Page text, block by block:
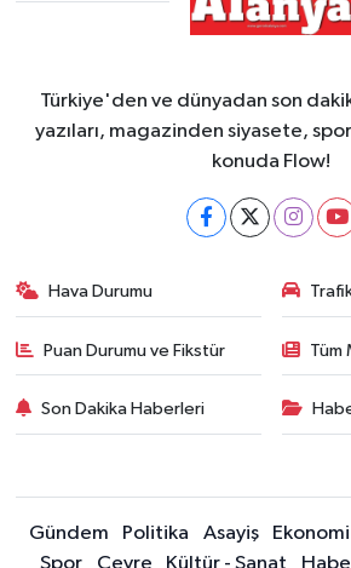
Türkiye'den ve dünyadan son
yazıları, magazinden siyasete,
konuda Flow!
Hava Durumu
Puan Durumu ve Fikstür Tüm
Son Dakika Haberleri
Gündem Politika Asayiş Ekonomi
Spor
Çevre Kültür - Sanat